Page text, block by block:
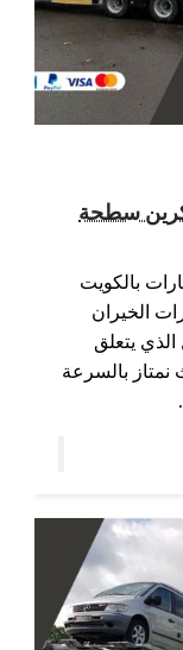
/ ونش كرين سطحة
بالكويت
الخيران
يتعلق
بالسرعة